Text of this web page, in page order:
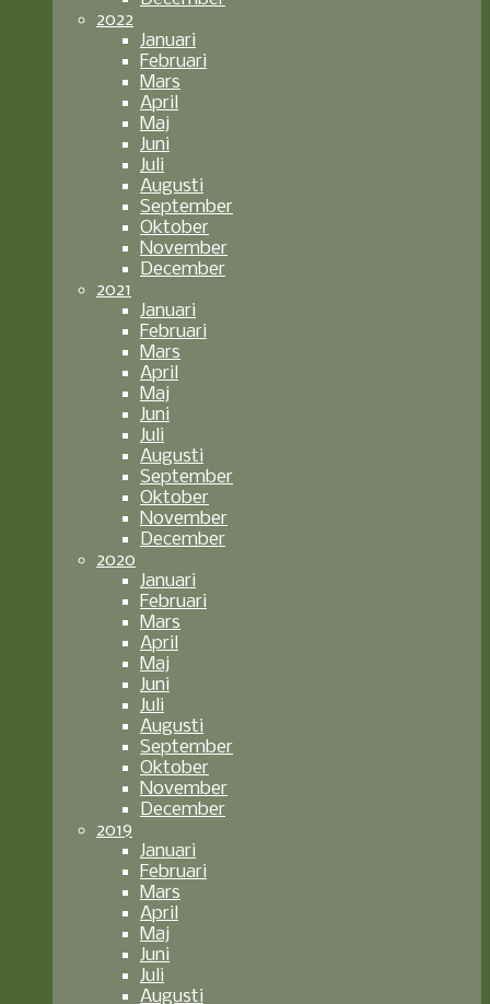
2022
Januari
Februari
Mars
April
Maj
Juni
Juli
Augusti
September
Oktober
November
December
2021
Januari
Februari
Mars
April
Maj
Juni
Juli
Augusti
September
Oktober
November
December
2020
Januari
Februari
Mars
April
Maj
Juni
Juli
Augusti
September
Oktober
November
December
2019
Januari
Februari
Mars
April
Maj
Juni
Juli
Augusti